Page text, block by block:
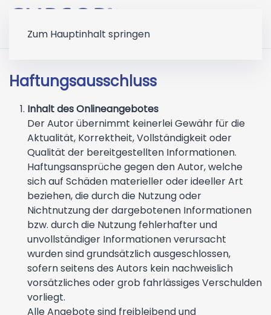
Zum Hauptinhalt springen
Haftungsausschluss
Inhalt des Onlineangebotes
Der Autor übernimmt keinerlei Gewähr für die
Aktualität, Korrektheit, Vollständigkeit oder
Qualität der bereitgestellten Informationen.
Haftungsansprüche gegen den Autor, welche
sich auf Schäden materieller oder ideeller Art
beziehen, die durch die Nutzung oder
Nichtnutzung der dargebotenen Informationen
bzw. durch die Nutzung fehlerhafter und
unvollständiger Informationen verursacht
wurden sind grundsätzlich ausgeschlossen,
sofern seitens des Autors kein nachweislich
vorsätzliches oder grob fahrlässiges Verschulden
vorliegt.
Alle Angebote sind freibleibend und